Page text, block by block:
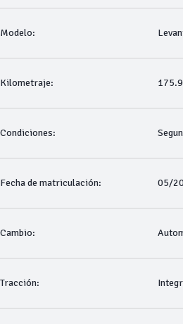
Modelo:
Kilometraje:
Condiciones:
Fecha de matriculación: 05/
Cambio:
Tracción: